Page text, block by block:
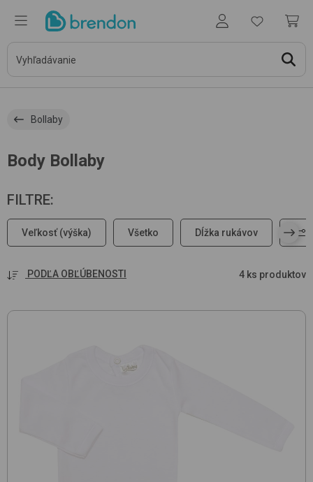
Bollaby
Body Bollaby
FILTRE:
Veľkosť (výška) Všetko Dĺžka rukávov
PODĽA OBĽÚBENOSTI 4 ks produktov